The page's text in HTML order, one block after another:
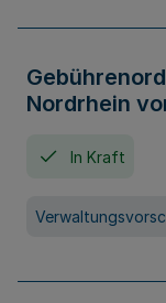
Nordrhein
In Kraft